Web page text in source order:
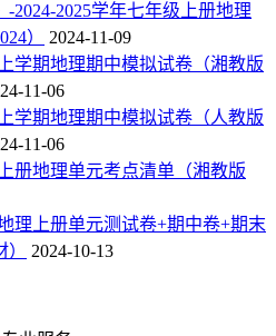
2024-2025学年七年级上册地理
）
2024-11-09
学期地理期中模拟试卷（湘教版
11-06
学期地理期中模拟试卷（人教版
11-06
册地理单元考点清单（湘教版
理上册单元测试卷+期中卷+期末
2024-10-13